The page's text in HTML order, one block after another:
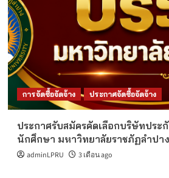
การจัดซื้อจัดจ้าง ประกาศจัดซื้อจัดจ้าง
ประกาศรับสมัครคัดเลือกบริษัทประ
นักศึกษา มหาวิทยาลัยราชภัฏลำปาง
adminLPRU 3 เดือน ago